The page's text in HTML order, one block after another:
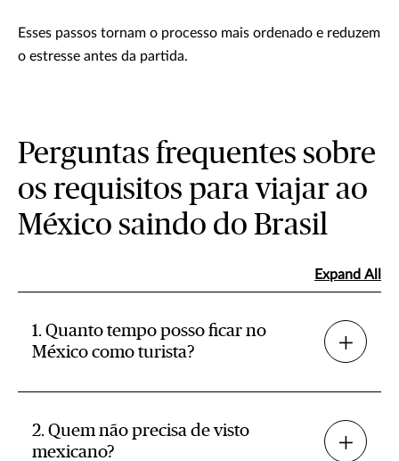
Esses passos tornam o processo mais ordenado e reduzem
o estresse antes da partida.
Perguntas frequentes sobre
os requisitos para viajar ao
México saindo do Brasil
Expand All
1. Quanto tempo posso ficar no
México como turista?
2. Quem não precisa de visto
mexicano?